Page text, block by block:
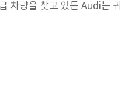
차량을 찾고 있든 Audi는 귀